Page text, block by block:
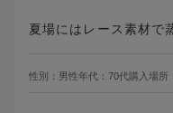
夏場にはレース素材で
性別： 男性年代： 70代購入場所：